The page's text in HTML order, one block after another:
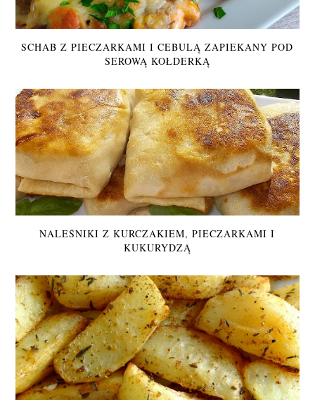
SCHAB Z PIECZARKAMI I CEBULĄ ZAPIEKANY POD
SEROWĄ KOŁDERKĄ
NALEŚNIKI Z KURCZAKIEM, PIECZARKAMI I
KUKURYDZĄ